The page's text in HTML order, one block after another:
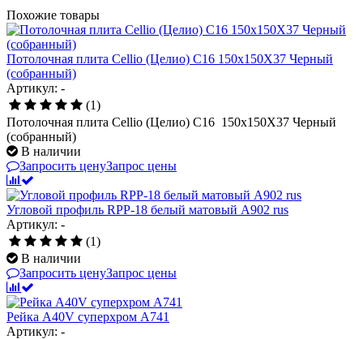
Похожие товары
Потолочная плита Cellio (Целио) C16 150x150X37 Черный
(собранный)
Артикул: -
(1)
Потолочная плита Cellio (Целио) C16 150x150X37 Черный
(собранный)
В наличии
Запросить ценуЗапрос цены
Угловой профиль RPP-18 белый матовый A902 rus
Артикул: -
(1)
В наличии
Запросить ценуЗапрос цены
Рейка A40V суперхром А741
Артикул: -